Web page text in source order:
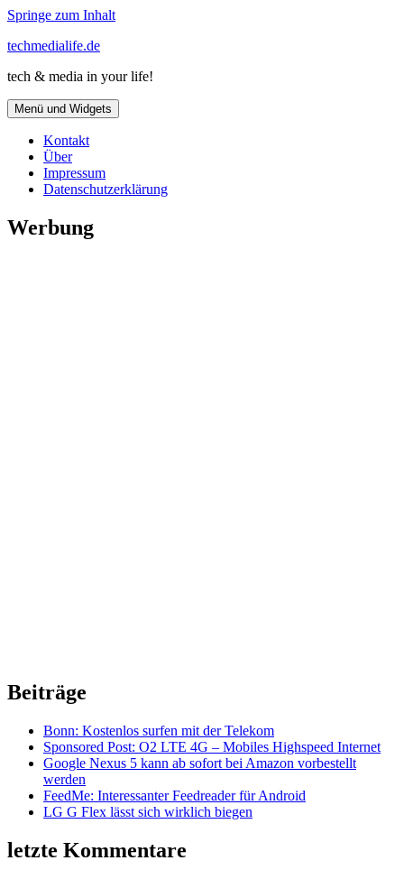
Springe zum Inhalt
techmedialife.de
tech & media in your life!
Menü und Widgets
Kontakt
Über
Impressum
Datenschutzerklärung
Werbung
Beiträge
Bonn: Kostenlos surfen mit der Telekom
Sponsored Post: O2 LTE 4G – Mobiles Highspeed Internet
Google Nexus 5 kann ab sofort bei Amazon vorbestellt
werden
FeedMe: Interessanter Feedreader für Android
LG G Flex lässt sich wirklich biegen
letzte Kommentare